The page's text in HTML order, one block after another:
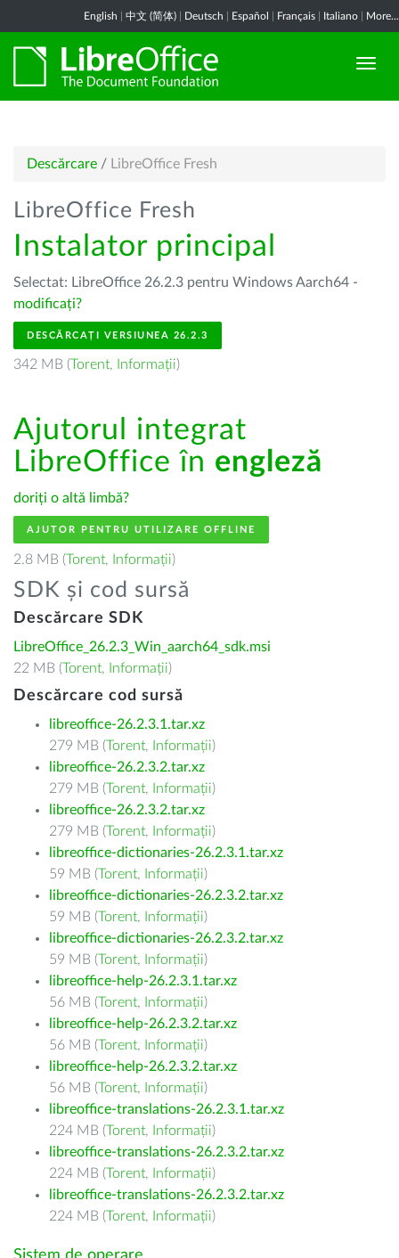
English 中文 (简体) Deutsch Español Français Italiano More...
Descărcare / LibreOffice Fresh
LibreOffice Fresh
Instalator principal
Selectat: LibreOffice 26.2.3 pentru Windows Aarch64 -
modificați?
DESCĂRCAȚI VERSIUNEA 26.2.3
342 MB (Torent, Informații)
Ajutorul integrat
LibreOffice în engleză
doriți o altă limbă?
AJUTOR PENTRU UTILIZARE OFFLINE
2.8 MB (Torent, Informații)
SDK și cod sursă
Descărcare SDK
LibreOffice_26.2.3_Win_aarch64_sdk.msi
22 MB (Torent, Informații)
Descărcare cod sursă
libreoffice-26.2.3.1.tar.xz
279 MB (Torent, Informații)
libreoffice-26.2.3.2.tar.xz
279 MB (Torent, Informații)
libreoffice-26.2.3.2.tar.xz
279 MB (Torent, Informații)
libreoffice-dictionaries-26.2.3.1.tar.xz
59 MB (Torent, Informații)
libreoffice-dictionaries-26.2.3.2.tar.xz
59 MB (Torent, Informații)
libreoffice-dictionaries-26.2.3.2.tar.xz
59 MB (Torent, Informații)
libreoffice-help-26.2.3.1.tar.xz
56 MB (Torent, Informații)
libreoffice-help-26.2.3.2.tar.xz
56 MB (Torent, Informații)
libreoffice-help-26.2.3.2.tar.xz
56 MB (Torent, Informații)
libreoffice-translations-26.2.3.1.tar.xz
224 MB (Torent, Informații)
libreoffice-translations-26.2.3.2.tar.xz
224 MB (Torent, Informații)
libreoffice-translations-26.2.3.2.tar.xz
224 MB (Torent, Informații)